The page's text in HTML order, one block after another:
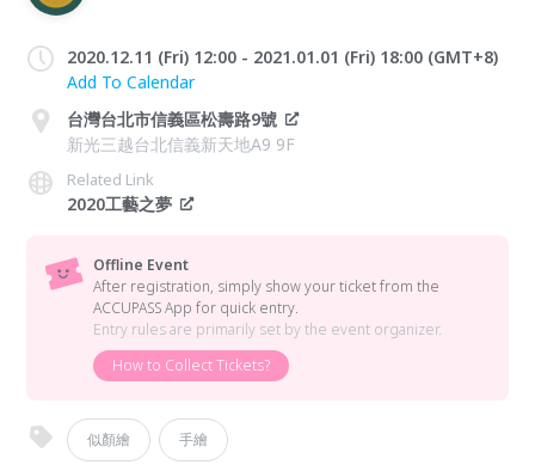
2020.12.11 (Fri) 12:00 - 2021.01.01 (Fri) 18:00 (GMT+8)
Add To Calendar
台灣台北市信義區松壽路9號
新光三越台北信義新天地A9 9F
Related Link
2020工藝之夢
Offline Event
After registration, simply show your ticket from the
ACCUPASS App for quick entry.
Entry rules are primarily set by the event organizer.
How to Collect Tickets?
似顏繪 手繪